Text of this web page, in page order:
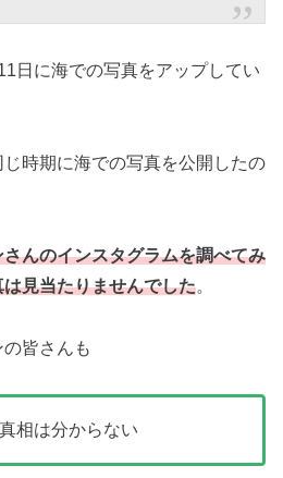
日に海での写真をアップしてい
時期に海での写真を公開したの
んのインスタグラムを調べてみ
見当たりませんでした。
皆さんも
相は分からない